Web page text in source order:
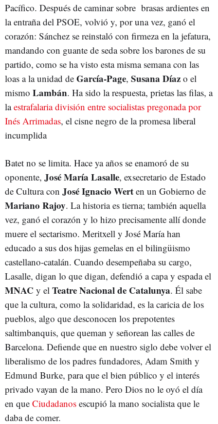
Pacífico. Después de caminar sobre brasas ardientes en
la entraña del PSOE, volvió y, por una vez, ganó el
corazón: Sánchez se reinstaló con firmeza en la jefatura,
mandando con guante de seda sobre los barones de su
partido, como se ha visto esta misma semana con las
loas a la unidad de García-Page, Susana Díaz o el
mismo Lambán. Ha sido la respuesta, prietas las filas, a
laestrafalaria división entre socialistas pregonada por
Inés Arrimadas, el cisne negro de la promesa liberal
incumplida
Batet no se limita. Hace ya años se enamoró de su
oponente, José María Lasalle, exsecretario de Estado
de Cultura con José Ignacio Wert en un Gobierno de
Mariano Rajoy. La historia es tierna; también aquella
vez, ganó el corazón y lo hizo precisamente allí donde
muere el sectarismo. Meritxell y José María han
educado a sus dos hijas gemelas en el bilingüismo
castellano-catalán. Cuando desempeñaba su cargo,
Lasalle, digan lo que digan, defendió a capa y espada el
MNAC y el Teatre Nacional de Catalunya. Él sabe
que la cultura, como la solidaridad, es la caricia de los
pueblos, algo que desconocen los prepotentes
saltimbanquis, que queman y señorean las calles de
Barcelona. Defiende que en nuestro siglo debe volver el
liberalismo de los padres fundadores, Adam Smith y
Edmund Burke, para que el bien público y el interés
privado vayan de la mano. Pero Dios no le oyó el día
en que Ciudadanos escupió la mano socialista que le
daba de comer.